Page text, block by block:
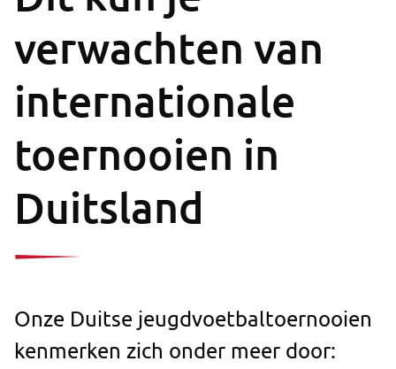
verwachten van
internationale
toernooien in
Duitsland
Onze Duitse jeugdvoetbaltoernooien
kenmerken zich onder meer door: